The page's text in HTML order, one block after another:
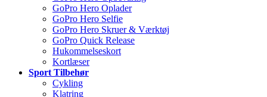
GoPro Hero Oplader
GoPro Hero Selfie
GoPro Hero Skruer & Værktøj
GoPro Quick Release
Hukommelseskort
Kortlæser
Sport Tilbehør
Cykling
Klatring